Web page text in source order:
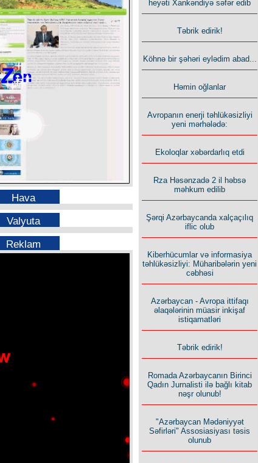
Hava
Valyuta
Reklam
heyəti Xankəndiyə səfər edib
Təbrik edirik!
Köhnə bir şəhəri eylədim abad...
Həmin oğlanlar
Avropanın enerji təhlükəsizliyi
yeni mərhələdə:
Ekoloqlar xəbərdarlıq etdi
Rza Həsənzadə 2 il həbsə
məhkum edilib
Şərqi Azərbaycanda xalçaçılıq
iflic olub
Kiberhücumlar və informasiya
təhlükəsizliyi: Müharibələrin yeni
cəbhəsi
Azərbaycan - Avropa ittifaqı
əlaqələrinin müasir inkişaf
istiqamatləri
Təbrik edirik!
Romada Azərbaycanın Birinci
Qadın Jurnalisti ilə bağlı kitab
nəşr olunub!
"Azərbaycan Mədəniyyət
Səfirləri" Assosiasiyası təsis
olunub